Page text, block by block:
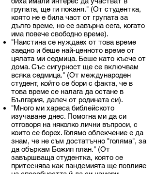
групата, ще ги поканя." (От студентка,
която не е била част от групата за
дълго време, но се завърна сега, когато
има повече свободно време).
"Наистина се нуждаех от това време
заедно и беше най-ценното време от
цялата ми седмица. Беше като късче от
дома. Със сигурност ще се включвам
всяка седмица." (От международен
студент, който се бори с факта, че в
това време се налага да остане в
България, далеч от родината си).
"Много ми хареса библейското
изучаване днес. Помогна ми да си
отговоря на няколко лични въпроси, с
които се борех. Голямо облекчение е да
знам, че не съм достатъчно "голяма", за
да объркам Божия план." (От
завършваща студентка, която се
притеснява как пандемията ще повлияе